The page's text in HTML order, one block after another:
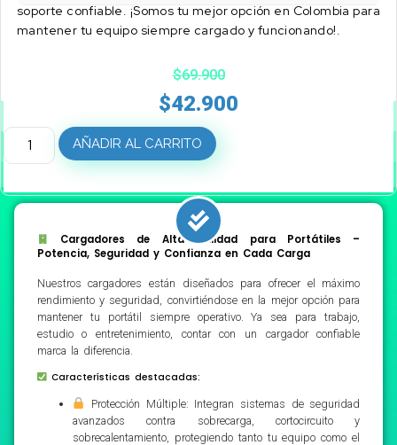
soporte confiable. ¡Somos tu mejor opción en Colombia para
mantener tu equipo siempre cargado y funcionando!.
$69.900
$42.900
AÑADIR AL CARRITO
Cargadores de Alta Calidad para Portátiles –
Potencia, Seguridad y Confianza en Cada Carga
Nuestros cargadores están diseñados para ofrecer el máximo
rendimiento y seguridad, convirtiéndose en la mejor opción para
mantener tu portátil siempre operativo. Ya sea para trabajo,
estudio o entretenimiento, contar con un cargador confiable
marca la diferencia.
Características destacadas:
Protección Múltiple: Integran sistemas de seguridad
avanzados contra sobrecarga, cortocircuito y
sobrecalentamiento, protegiendo tanto tu equipo como el